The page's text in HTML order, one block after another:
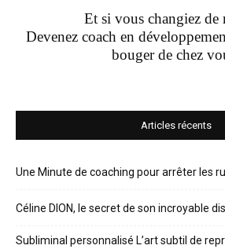
Et si vous changiez de
Devenez coach en
bouger de chez
Articles récents
Une Minute de coaching pour arrêter les
Céline DION, le secret de son incroyable
Subliminal personnalisé L’art subtil de